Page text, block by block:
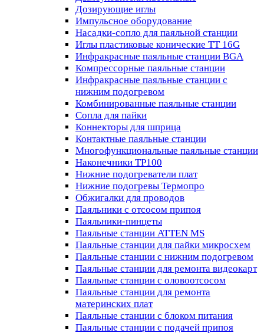
Дозирующие иглы
Импульсное оборудование
Насадки-сопло для паяльной станции
Иглы пластиковые конические TT 16G
Инфракрасные паяльные станции BGA
Компрессорные паяльные станции
Инфракрасные паяльные станции с
нижним подогревом
Комбинированные паяльные станции
Сопла для пайки
Коннекторы для шприца
Контактные паяльные станции
Многофункциональные паяльные станции
Наконечники TP100
Нижние подогреватели плат
Нижние подогревы Термопро
Обжигалки для проводов
Паяльники с отсосом припоя
Паяльники-пинцеты
Паяльные станции ATTEN MS
Паяльные станции для пайки микросхем
Паяльные станции с нижним подогревом
Паяльные станции для ремонта видеокарт
Паяльные станции с оловоотсосом
Паяльные станции для ремонта
материнских плат
Паяльные станции с блоком питания
Паяльные станции с подачей припоя